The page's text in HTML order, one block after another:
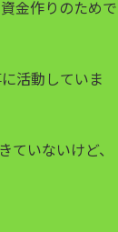
金作りのためで
活動していま
ていないけど、